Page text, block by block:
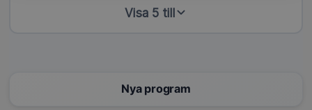
Visa 5 till
Nya program